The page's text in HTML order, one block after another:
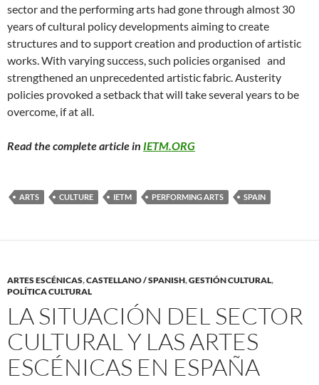
sector and the performing arts had gone through almost 30
years of cultural policy developments aiming to create
structures and to support creation and production of artistic
works. With varying success, such policies organised and
strengthened an unprecedented artistic fabric. Austerity
policies provoked a setback that will take several years to be
overcome, if at all.
Read the complete article in IETM.ORG
ARTS CULTURE IETM PERFORMING ARTS SPAIN
ARTES ESCÉNICAS,CASTELLANO / SPANISH,GESTIÓN CULTURAL,
POLÍTICA CULTURAL
LA SITUACIÓN DEL SECTOR
CULTURAL Y LAS ARTES
ESCÉNICAS EN ESPAÑA